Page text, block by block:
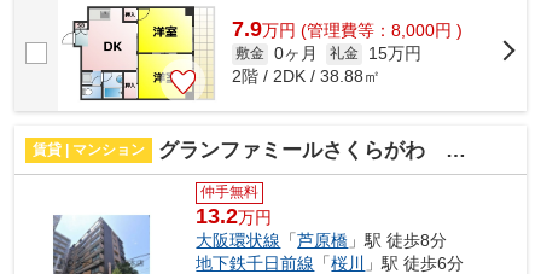
7.9万円 (管理費等：8,000円 )
敷金 0ヶ月 礼金
15万円
2階 / 2DK / 38.88㎡
賃貸 | マンション グランファミールさくらがわ 仲介手数料無料
仲手無料
13.2万円
大阪環状線 「芦原橋 」駅 徒歩8分
地下鉄千日前線 「桜川
」駅 徒歩6分